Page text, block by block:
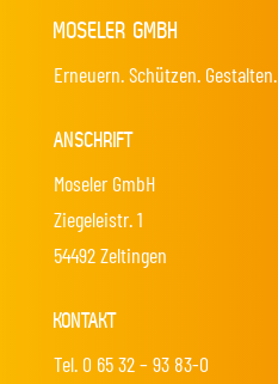
MOSELER GMBH
Erneuern. Schützen. Gestalten.
ANSCHRIFT
Moseler GmbH
Ziegeleistr. 1
54492 Zeltingen
KONTAKT
Tel. 0 65 32 – 93 83-0